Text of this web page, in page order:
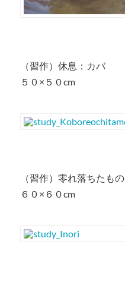
（習作）休息：カバ
５０×５０cm
（習作）零れ落ちたもの
６０×６０cm